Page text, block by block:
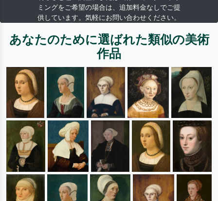
ミングをご希望の場合は、追加料金なしでご提
供しています。気軽にお問い合わせください。
あなたのために選ばれた類似の美術
作品